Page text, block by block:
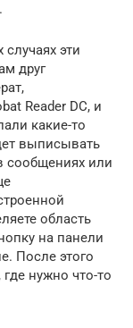
эти
друг
Reader DC, и
какие-то
выписывать
сообщениях или
область
на панели
После этого
нужно что-то